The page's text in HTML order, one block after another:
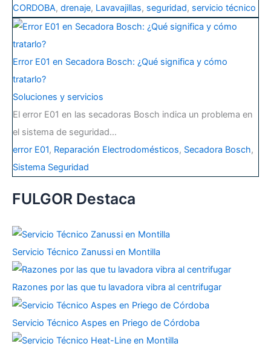
CORDOBA, drenaje, Lavavajillas, seguridad, servicio técnico
Error E01 en Secadora Bosch: ¿Qué significa y cómo
tratarlo?
Soluciones y servicios
El error E01 en las secadoras Bosch indica un problema en
el sistema de seguridad…
error E01, Reparación Electrodomésticos, Secadora Bosch,
Sistema Seguridad
FULGOR Destaca
Servicio Técnico Zanussi en Montilla
Razones por las que tu lavadora vibra al centrifugar
Servicio Técnico Aspes en Priego de Córdoba